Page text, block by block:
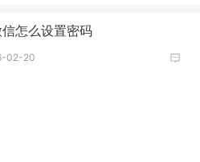
怎么设置密码
02-20